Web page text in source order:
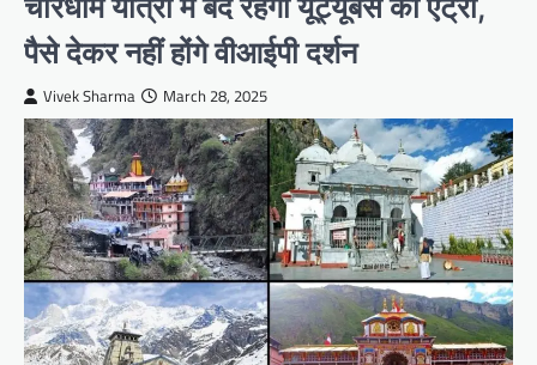
पैसे देकर नहीं होंगे वीआईपी दर्शन
Vivek Sharma March 28, 2025